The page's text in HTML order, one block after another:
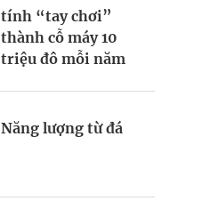
tính “tay chơi”
thành cỗ máy 10
triệu đô mỗi năm
Năng lượng từ đá
AI sẽ giúp điều
Contributor
Champagne hàng
đầu cho chất riêng